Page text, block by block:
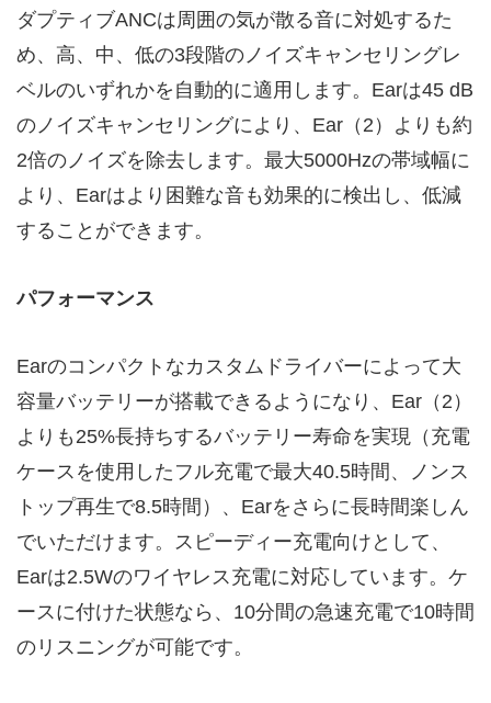
ダプティブANCは周囲の気が散る音に対処するた
め、高、中、低の3段階のノイズキャンセリングレ
ベルのいずれかを自動的に適用します。Earは45 dB
のノイズキャンセリングにより、Ear（2）よりも約
2倍のノイズを除去します。最大5000Hzの帯域幅に
より、Earはより困難な音も効果的に検出し、低減
することができます。
パフォーマンス
Earのコンパクトなカスタムドライバーによって大
容量バッテリーが搭載できるようになり、Ear（2）
よりも25%長持ちするバッテリー寿命を実現（充電
ケースを使用したフル充電で最大40.5時間、ノンス
トップ再生で8.5時間）、Earをさらに長時間楽しん
でいただけます。スピーディー充電向けとして、
Earは2.5Wのワイヤレス充電に対応しています。ケ
ースに付けた状態なら、10分間の急速充電で10時間
のリスニングが可能です。